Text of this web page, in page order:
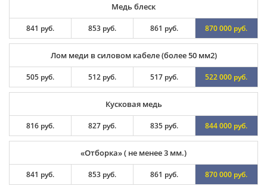
Медь блеск
841 руб. 853 руб. 861 руб. 870 000 руб.
Лом меди в силовом кабеле (более 50 мм2)
505 руб. 512 руб. 517 руб. 522 000 руб.
Кусковая медь
816 руб. 827 руб. 835 руб. 844 000 руб.
«Отборка» ( не менее 3 мм.)
841 руб. 853 руб. 861 руб. 870 000 руб.